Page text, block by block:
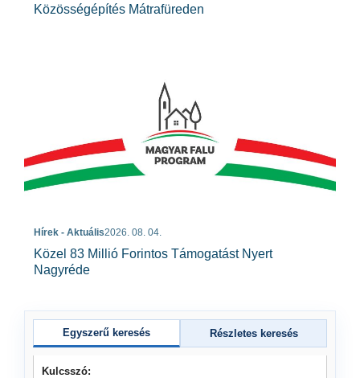
Közösségépítés Mátrafüreden
Hírek - Aktuális2026. 08. 04.
Közel 83 Millió Forintos Támogatást Nyert
Nagyréde
Egyszerű keresés Részletes keresés
Kulcsszó: